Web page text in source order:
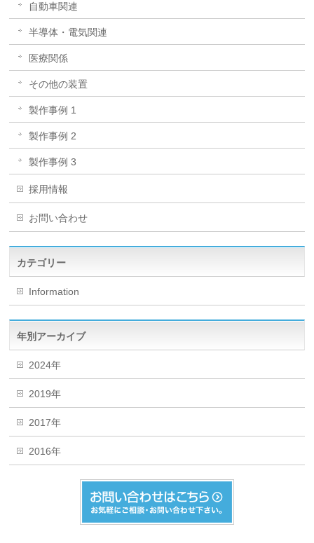
自動車関連
半導体・電気関連
医療関係
その他の装置
製作事例 1
製作事例 2
製作事例 3
採用情報
お問い合わせ
カテゴリー
Information
年別アーカイブ
2024年
2019年
2017年
2016年